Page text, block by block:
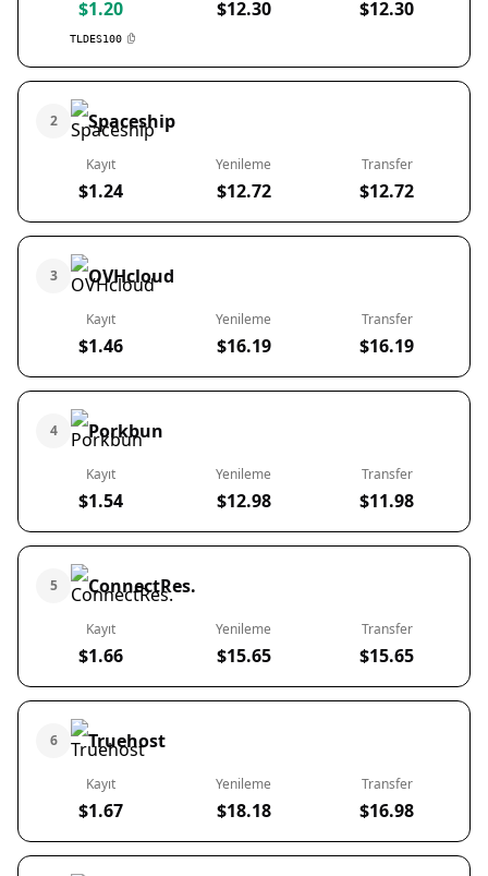
$1.20
TLDES100
$12.30 $12.30
2 Spaceship
Kayıt
$1.24
Yenileme
$12.72
Transfer
$12.72
3 OVHcloud
Kayıt
$1.46
Yenileme
$16.19
Transfer
$16.19
4 Porkbun
Kayıt
$1.54
Yenileme
$12.98
Transfer
$11.98
5 ConnectRes.
Kayıt
$1.66
Yenileme
$15.65
Transfer
$15.65
6 Truehost
Kayıt
$1.67
Yenileme
$18.18
Transfer
$16.98